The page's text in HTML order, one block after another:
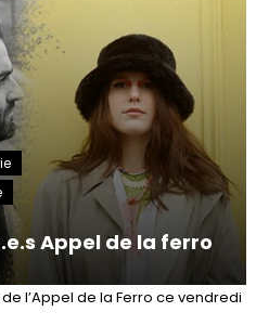
Appel de la ferro
l’Appel de la Ferro ce vendredi